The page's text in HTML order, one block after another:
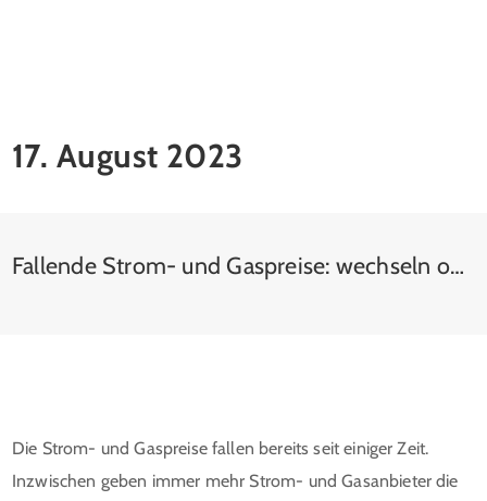
17. August 2023
Fallende Strom- und Gaspreise: wechseln oder warten?
Die Strom- und Gaspreise fallen bereits seit einiger Zeit.
Inzwischen geben immer mehr Strom- und Gasanbieter die